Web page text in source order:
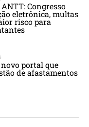
Congresso
eletrônica, multas
risco para
novo portal que
de afastamentos